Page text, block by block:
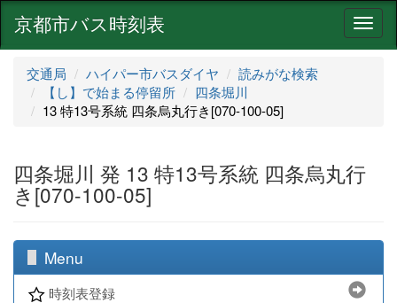
ナ
ビ
京都市バス時刻表
交通局 ハイパー市バスダイヤ
読みがな検索
【し】で始まる停留所
四条堀川
13 特13号系統 四条烏丸行き[070-100-05]
四条堀川 発 13 特13号系統 四条烏丸行
き[070-100-05]
Menu
時刻表登録